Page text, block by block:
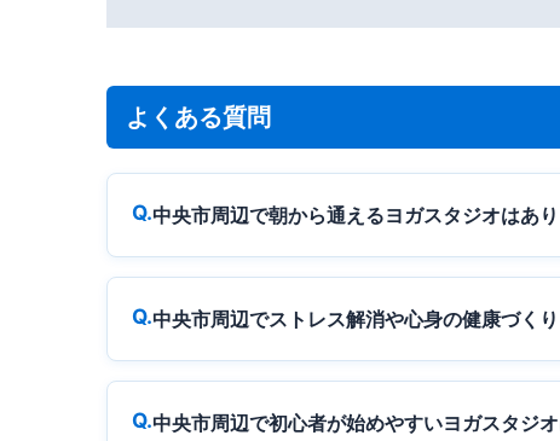
よくある質問
中央市周辺で朝から通えるヨガスタジオはあ
中央市周辺でストレス解消や心身の健康づく
中央市周辺で初心者が始めやすいヨガスタジ